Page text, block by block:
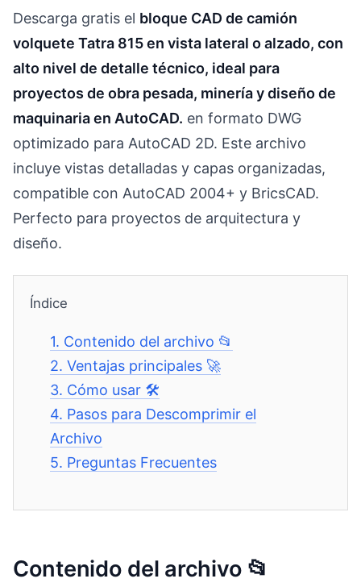
Descarga gratis el bloque CAD de camión
volquete Tatra 815 en vista lateral o alzado, con
alto nivel de detalle técnico, ideal para
proyectos de obra pesada, minería y diseño de
maquinaria en AutoCAD. en formato DWG
optimizado para AutoCAD 2D. Este archivo
incluye vistas detalladas y capas organizadas,
compatible con AutoCAD 2004+ y BricsCAD.
Perfecto para proyectos de arquitectura y
diseño.
Índice
1. Contenido del archivo 📂
2.Ventajas principales 🚀
3. Cómo usar 🛠️
4. Pasos para Descomprimir el
Archivo
5. Preguntas Frecuentes
Contenido del archivo 📂